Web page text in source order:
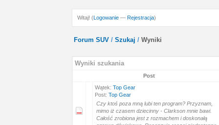
Witaj! (Logowanie — Rejestracja)
Forum SUV / Szukaj / Wyniki
Wyniki szukania
Post
Wątek: Top Gear
Post: Top Gear
Czy ktoś poza mną lubi ten program? Przyznam,
mimo iż czasem dziecinny - Clarkson mnie bawi.
Całość zrobiona jest z rozmachem i doskonałą